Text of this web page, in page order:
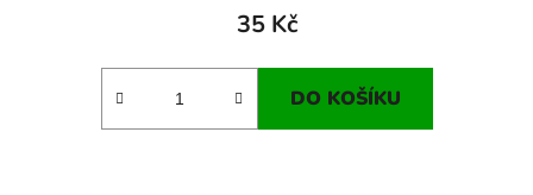
35 Kč
DO KOŠÍKU